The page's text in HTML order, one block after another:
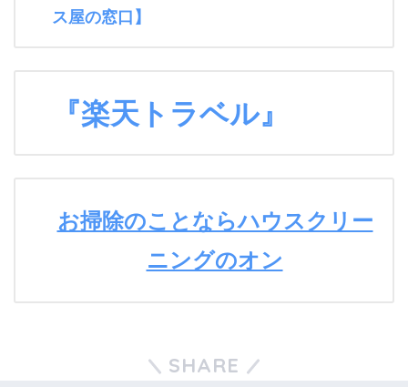
ス屋の窓口】
『楽天トラベル』
お掃除のことならハウスクリー
ニングのオン
SHARE